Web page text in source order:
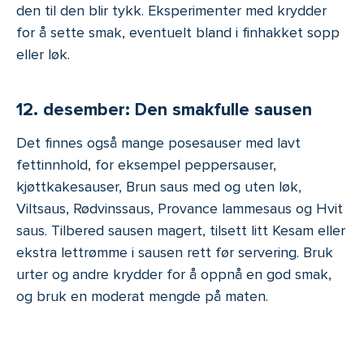
den til den blir tykk. Eksperimenter med krydder
for å sette smak, eventuelt bland i finhakket sopp
eller løk.
12. desember: Den smakfulle sausen
Det finnes også mange posesauser med lavt
fettinnhold, for eksempel peppersauser,
kjøttkakesauser, Brun saus med og uten løk,
Viltsaus, Rødvinssaus, Provance lammesaus og Hvit
saus. Tilbered sausen magert, tilsett litt Kesam eller
ekstra lettrømme i sausen rett før servering. Bruk
urter og andre krydder for å oppnå en god smak,
og bruk en moderat mengde på maten.